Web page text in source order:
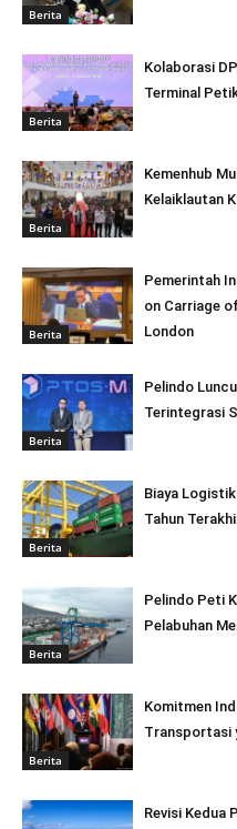
Berita
Berita
Kolaborasi
Terminal
Berita
Kemenhub
Kelaiklautan
Berita
Pemerintah
on Carriage
London
Berita
Pelindo
Terintegrasi
Berita
Biaya
Tahun
Berita
Pelindo Peti
Pelabuhan
Berita
Komitmen
Transportasi
Revisi Kedua